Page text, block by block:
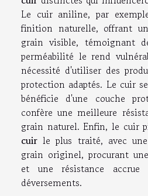
Le cuir aniline, par
finition naturelle, offrant
grain visible, témoignant
perméabilité le rend
nécessité d'utiliser des
protection adaptés. Le cuir
bénéficie d'une couche
confère une meilleure
grain naturel. Enfin, le cuir
cuir le plus traité, avec
grain originel, procurant
et une résistance
déversements.